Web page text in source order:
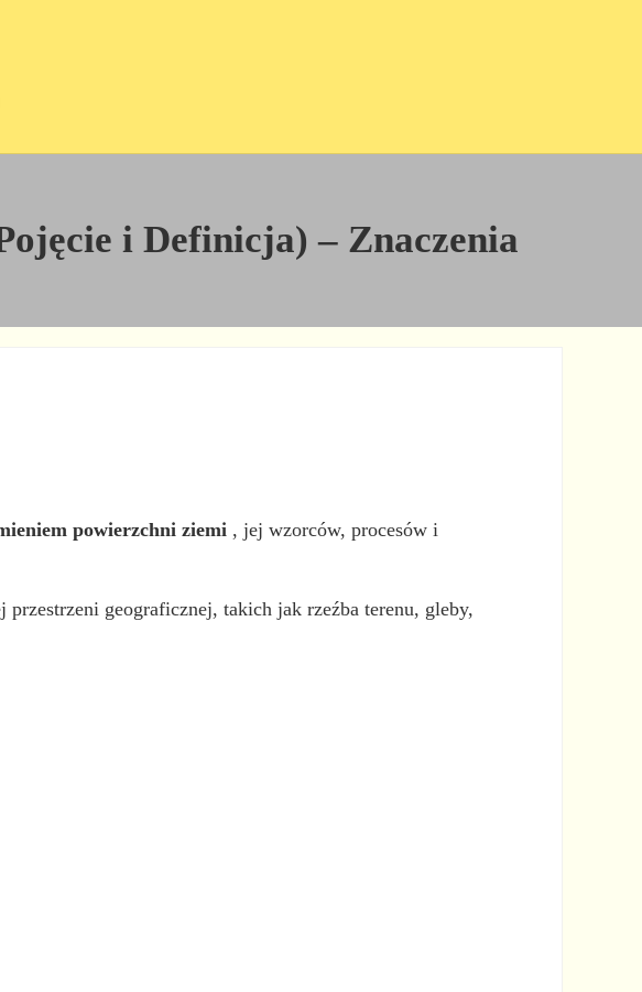
i Definicja) – Znaczenia
powierzchni ziemi , jej wzorców, procesów i
geograficznej, takich jak rzeźba terenu, gleby,